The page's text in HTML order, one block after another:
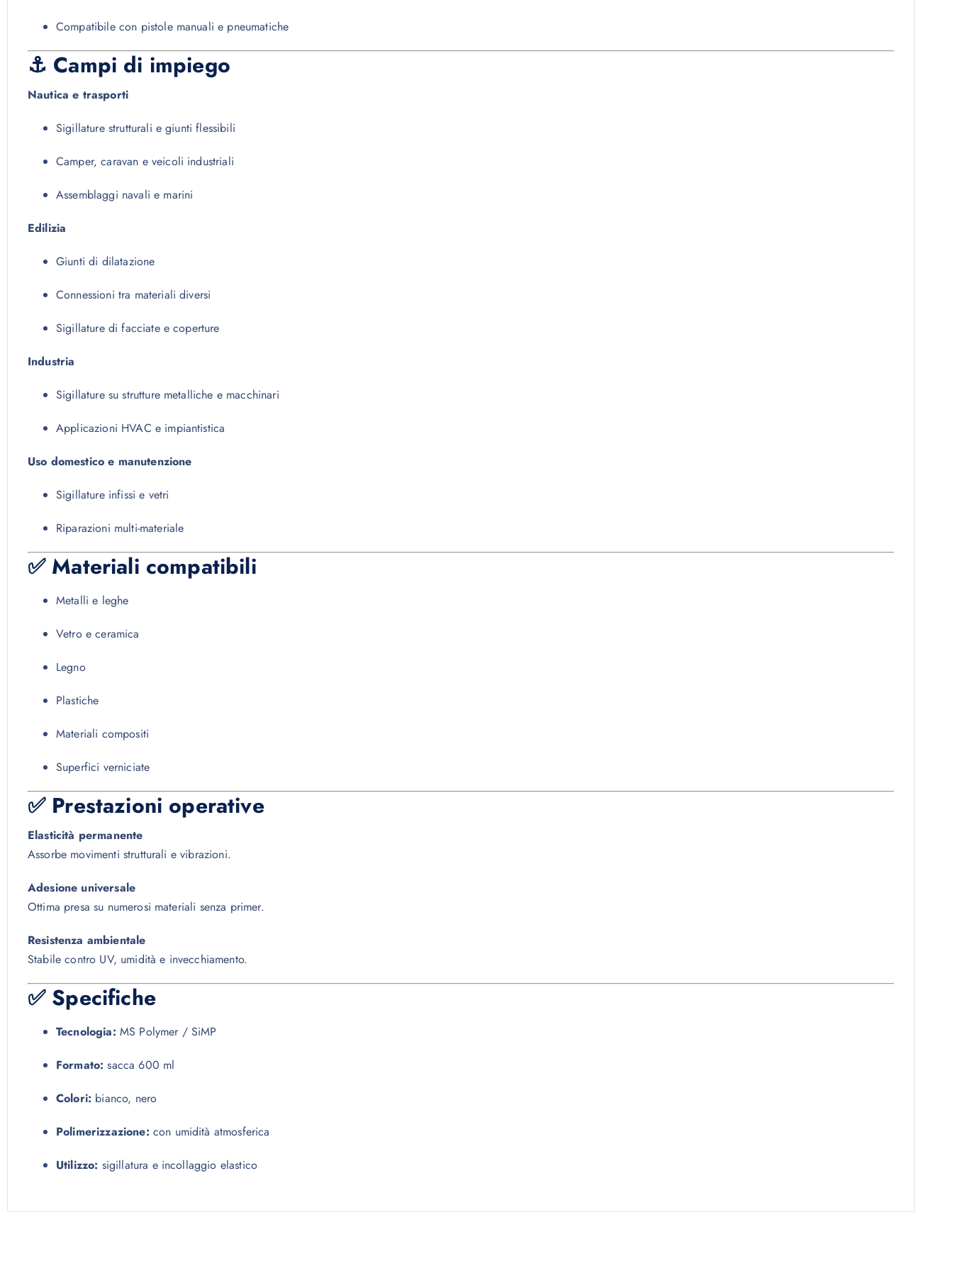
Compatibile con pistole manuali e pneumatiche
⚓ Campi di impiego
Nautica e trasporti
Sigillature strutturali e giunti flessibili
Camper, caravan e veicoli industriali
Assemblaggi navali e marini
Edilizia
Giunti di dilatazione
Connessioni tra materiali diversi
Sigillature di facciate e coperture
Industria
Sigillature su strutture metalliche e macchinari
Applicazioni HVAC e impiantistica
Uso domestico e manutenzione
Sigillature infissi e vetri
Riparazioni multi-materiale
✅ Materiali compatibili
Metalli e leghe
Vetro e ceramica
Legno
Plastiche
Materiali compositi
Superfici verniciate
✅ Prestazioni operative
Elasticità permanente
Assorbe movimenti strutturali e vibrazioni.
Adesione universale
Ottima presa su numerosi materiali senza primer.
Resistenza ambientale
Stabile contro UV, umidità e invecchiamento.
✅ Specifiche
Tecnologia: MS Polymer / SiMP
Formato: sacca 600 ml
Colori: bianco, nero
Polimerizzazione: con umidità atmosferica
Utilizzo: sigillatura e incollaggio elastico